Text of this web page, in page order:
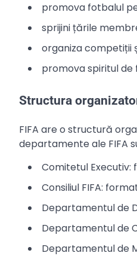
promova fotbalul
sprijini țările
organiza competiții
promova spiritul
Structura
FIFA are o structură
departamente ale FIFA
Comitetul Executiv:
Consiliul FIFA:
Departamentul de
Departamentul de
Departamentul de